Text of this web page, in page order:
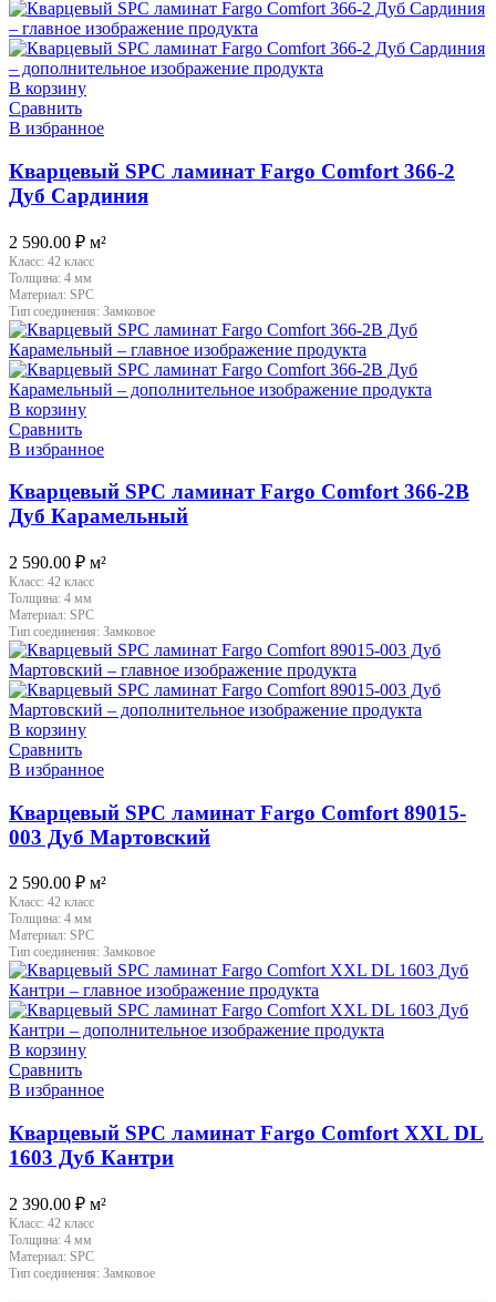
В корзину
Сравнить
В избранное
Кварцевый SPC ламинат Fargo Comfort 366-2
Дуб Сардиния
2 590.00 ₽ м²
Класс: 42 класс
Толщина: 4 мм
Материал: SPC
Тип соединения: Замковое
В корзину
Сравнить
В избранное
Кварцевый SPC ламинат Fargo Comfort 366-2B
Дуб Карамельный
2 590.00 ₽ м²
Класс: 42 класс
Толщина: 4 мм
Материал: SPC
Тип соединения: Замковое
В корзину
Сравнить
В избранное
Кварцевый SPC ламинат Fargo Comfort 89015-
003 Дуб Мартовский
2 590.00 ₽ м²
Класс: 42 класс
Толщина: 4 мм
Материал: SPC
Тип соединения: Замковое
В корзину
Сравнить
В избранное
Кварцевый SPC ламинат Fargo Comfort XXL DL
1603 Дуб Кантри
2 390.00 ₽ м²
Класс: 42 класс
Толщина: 4 мм
Материал: SPC
Тип соединения: Замковое